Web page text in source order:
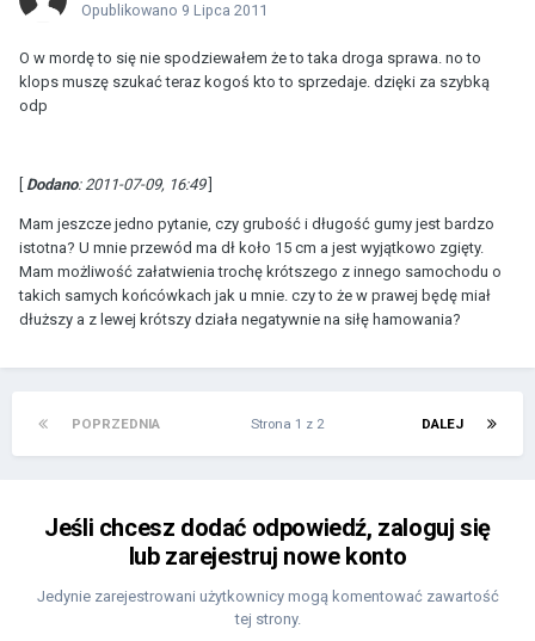
Opublikowano 9 Lipca 2011
O w mordę to się nie spodziewałem że to taka droga sprawa. no to
klops muszę szukać teraz kogoś kto to sprzedaje. dzięki za szybką
odp
Dodano: 2011-07-09, 16:49]
Mam jeszcze jedno pytanie, czy grubość i długość gumy jest bardzo
istotna? U mnie przewód ma dł koło 15 cm a jest wyjątkowo zgięty.
Mam możliwość załatwienia trochę krótszego z innego samochodu o
takich samych końcówkach jak u mnie. czy to że w prawej będę miał
dłuższy a z lewej krótszy działa negatywnie na siłę hamowania?
POPRZEDNIA DALEJ
Strona 1 z 2
Jeśli chcesz dodać odpowiedź, zaloguj się
lub zarejestruj nowe konto
Jedynie zarejestrowani użytkownicy mogą komentować zawartość
tej strony.